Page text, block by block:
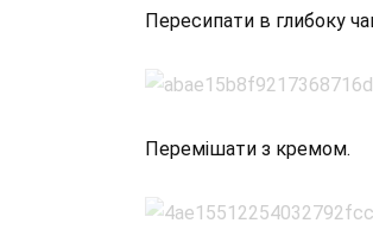
Пересипати в глибоку
Перемішати з кремом.